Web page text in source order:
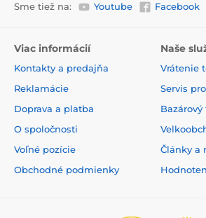
Sme tiež na: Youtube Facebook
Viac informácií
Kontakty a predajňa
Reklamácie
Doprava a platba
O spoločnosti
Voľné pozície
Obchodné podmienky
Naše
Vrátenie
Servis
Bazárový
Články a